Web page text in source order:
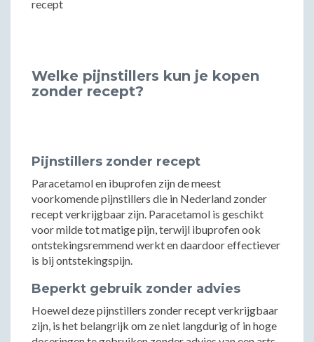
Welke pijnstillers kun je kopen
zonder recept?
Pijnstillers zonder recept
Paracetamol en ibuprofen zijn de meest
voorkomende pijnstillers die in Nederland zonder
recept verkrijgbaar zijn. Paracetamol is geschikt
voor milde tot matige pijn, terwijl ibuprofen ook
ontstekingsremmend werkt en daardoor effectiever
is bij ontstekingspijn.
Beperkt gebruik zonder advies
Hoewel deze pijnstillers zonder recept verkrijgbaar
zijn, is het belangrijk om ze niet langdurig of in hoge